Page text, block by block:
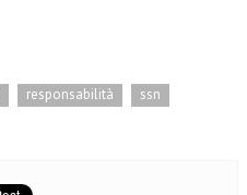
responsabilità ssn